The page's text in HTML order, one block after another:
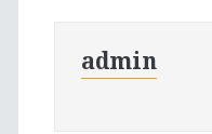
admin